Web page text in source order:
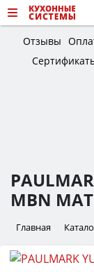
Отзывы
MBN
Главная